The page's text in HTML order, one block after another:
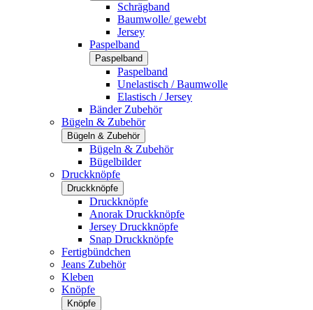
Schrägband
Baumwolle/ gewebt
Jersey
Paspelband
Paspelband
Paspelband
Unelastisch / Baumwolle
Elastisch / Jersey
Bänder Zubehör
Bügeln & Zubehör
Bügeln & Zubehör
Bügeln & Zubehör
Bügelbilder
Druckknöpfe
Druckknöpfe
Druckknöpfe
Anorak Druckknöpfe
Jersey Druckknöpfe
Snap Druckknöpfe
Fertigbündchen
Jeans Zubehör
Kleben
Knöpfe
Knöpfe